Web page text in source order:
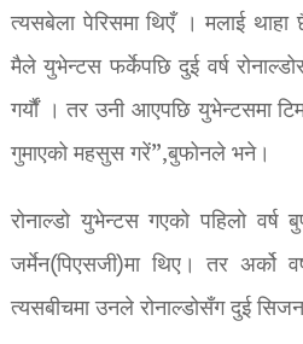
त्यसबेला पेरिसमा थिएँ । मलाई
मैले युभेन्टस फर्केपछि दुई वर्ष
गर्यौं । तर उनी आएपछि युभेन्टसमा
गुमाएको महसुस गरें”,बुफोनले भने।
रोनाल्डो युभेन्टस गएको पहिलो
जर्मेन(पिएसजी)मा थिए। तर अर्को
त्यसबीचमा उनले रोनाल्डोसँग दुई